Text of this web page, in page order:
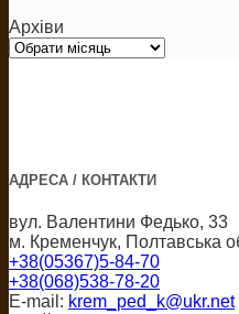
Архіви
Архіви
АДРЕСА / КОНТАКТИ
вул. Валентини Федько, 33
м. Кременчук, Полтавська
+38(05367)5-84-70
+38(068)538-78-20
E-mail: krem_ped_k@ukr.net